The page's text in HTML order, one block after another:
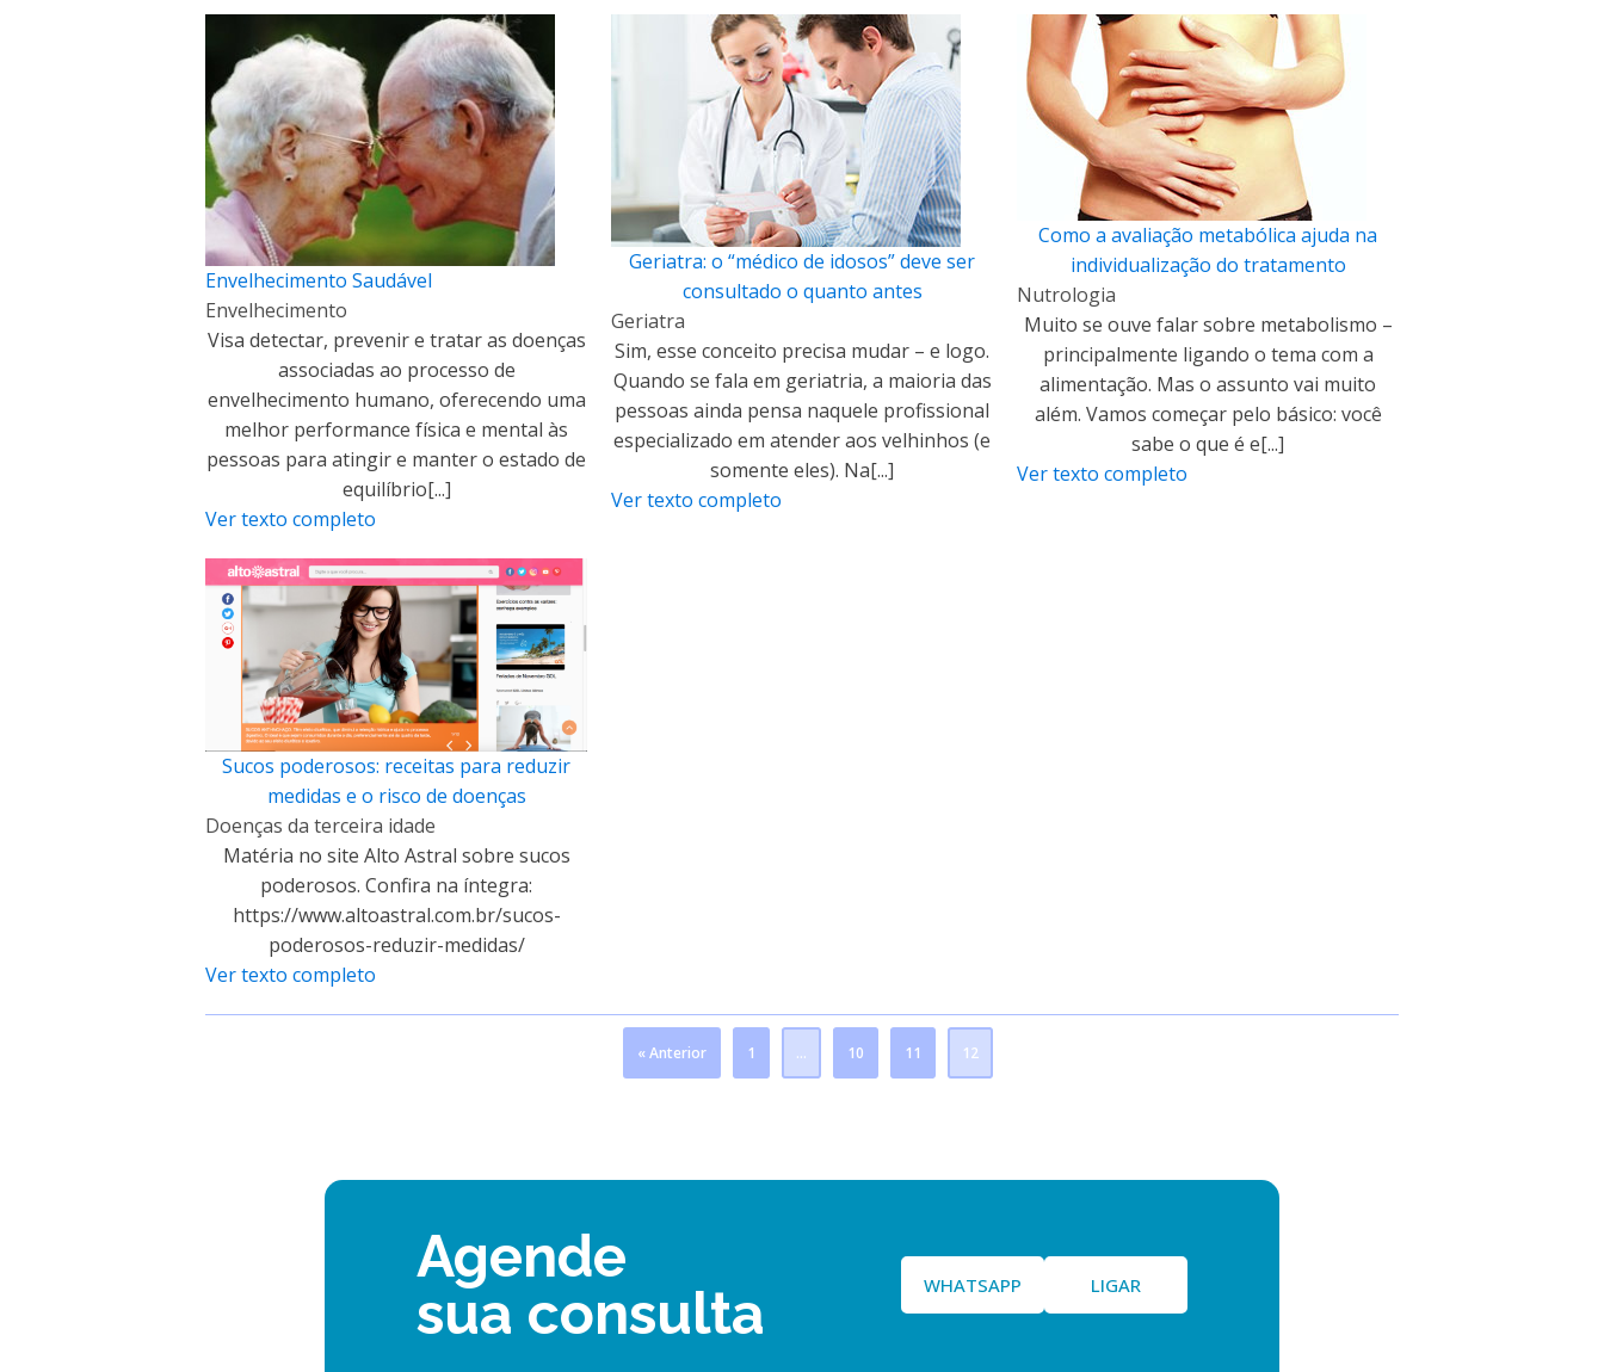
Envelhecimento Saudável
Envelhecimento
Visa detectar, prevenir e tratar as doenças
associadas ao processo de
envelhecimento humano, oferecendo uma
melhor performance física e mental às
pessoas para atingir e manter o estado de
equilíbrio[...]
Ver texto completo
Geriatra: o “médico de idosos” deve ser
consultado o quanto antes
Geriatra
Sim, esse conceito precisa mudar – e logo.
Quando se fala em geriatria, a maioria das
pessoas ainda pensa naquele profissional
especializado em atender aos velhinhos (e
somente eles). Na[...]
Ver texto completo
Como a avaliação metabólica ajuda na
individualização do tratamento
Nutrologia
Muito se ouve falar sobre metabolismo –
principalmente ligando o tema com a
alimentação. Mas o assunto vai muito
além. Vamos começar pelo básico: você
sabe o que é e[...]
Ver texto completo
Sucos poderosos: receitas para reduzir
medidas e o risco de doenças
Doenças da terceira idade
Matéria no site Alto Astral sobre sucos
poderosos. Confira na íntegra:
https://www.altoastral.com.br/sucos-
poderosos-reduzir-medidas/
Ver texto completo
« Anterior 1 … 10 11 12
Agende
sua consulta
WHATSAPP LIGAR